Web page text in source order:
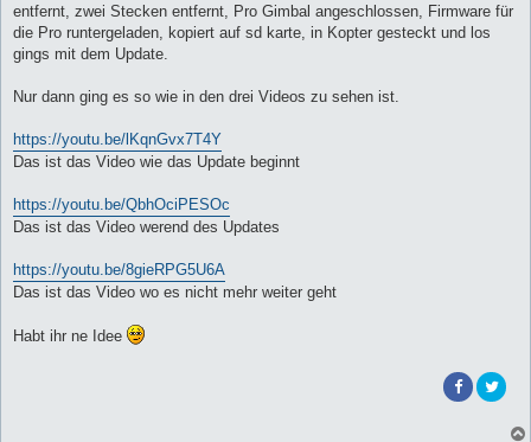
entfernt, zwei Stecken entfernt, Pro Gimbal angeschlossen, Firmware für
die Pro runtergeladen, kopiert auf sd karte, in Kopter gesteckt und los
gings mit dem Update.
Nur dann ging es so wie in den drei Videos zu sehen ist.
https://youtu.be/lKqnGvx7T4Y
Das ist das Video wie das Update beginnt
https://youtu.be/QbhOciPESOc
Das ist das Video werend des Updates
https://youtu.be/8gieRPG5U6A
Das ist das Video wo es nicht mehr weiter geht
Habt ihr ne Idee